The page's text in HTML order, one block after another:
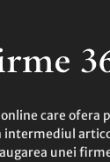
care ofera
unei